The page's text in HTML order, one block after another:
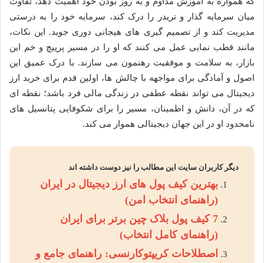
میان سرمایه گذار و تریدر را درک کند، سرمایه خود را به درستی
مدیریت کند و از تصمیم گیری های هیجانی دوری جوید. این نکات،
مانند قطب نمایی عمل می کنند که او را در مسیر پرپیچ و خم این
بازار، به سلامت و موفقیت رهنمون می سازند. با درک عمیق این
اصول و آمادگی برای مواجهه با چالش ها، اولین قدم برای خرید ارز
دیجیتال می تواند نقطه عطفی در زندگی مالی فرد باشد؛ نقطه ای
که در آن، دانش و اطمینان، مسیر را برای شکوفایی پتانسیل های
نامحدود او در این جهان دیجیتالی هموار می کند.
دیگر کاربران سایت این مطالب را نیز دوست داشته اند
بهترین کیف پول های ارز دیجیتال در ایران
(راهنمای انتخاب امن)
7 کیف پول بلاک چین برتر برای ایران
(راهنمای کامل انتخاب)
اصطلاحات کریپتوکارنسی: راهنمای جامع و